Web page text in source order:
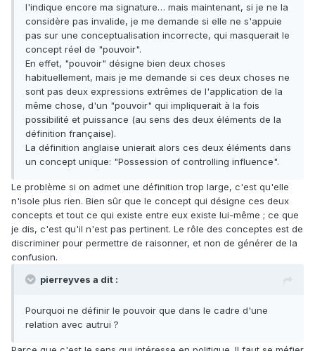
l'indique encore ma signature… mais maintenant, si je ne la
considère pas invalide, je me demande si elle ne s'appuie
pas sur une conceptualisation incorrecte, qui masquerait le
concept réel de "pouvoir".
En effet, "pouvoir" désigne bien deux choses
habituellement, mais je me demande si ces deux choses ne
sont pas deux expressions extrêmes de l'application de la
même chose, d'un "pouvoir" qui impliquerait à la fois
possibilité et puissance (au sens des deux éléments de la
définition française).
La définition anglaise unierait alors ces deux éléments dans
un concept unique: "Possession of controlling influence".
Le problème si on admet une définition trop large, c'est qu'elle
n'isole plus rien. Bien sûr que le concept qui désigne ces deux
concepts et tout ce qui existe entre eux existe lui-même ; ce que
je dis, c'est qu'il n'est pas pertinent. Le rôle des conceptes est de
discriminer pour permettre de raisonner, et non de générer de la
confusion.
pierreyves a dit :
Pourquoi ne définir le pouvoir que dans le cadre d'une
relation avec autrui ?